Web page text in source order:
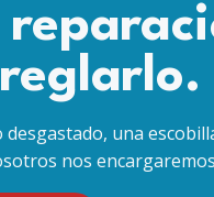
una
nos